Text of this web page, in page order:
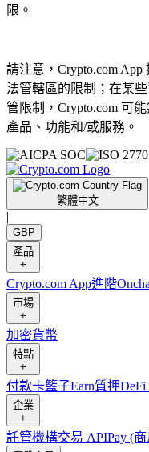
限。
請注意，Crypto.com
法管轄區的限制；在某
管限制，Crypto.com 可
產品、功能和/或服務。
繁體中文
|
GBP
產品
+
Crypto.com App進階
市場
+
加密貨幣
特點
+
付款卡籃子Earn質押DeFi
企業
+
託管機構交易 APIPay (